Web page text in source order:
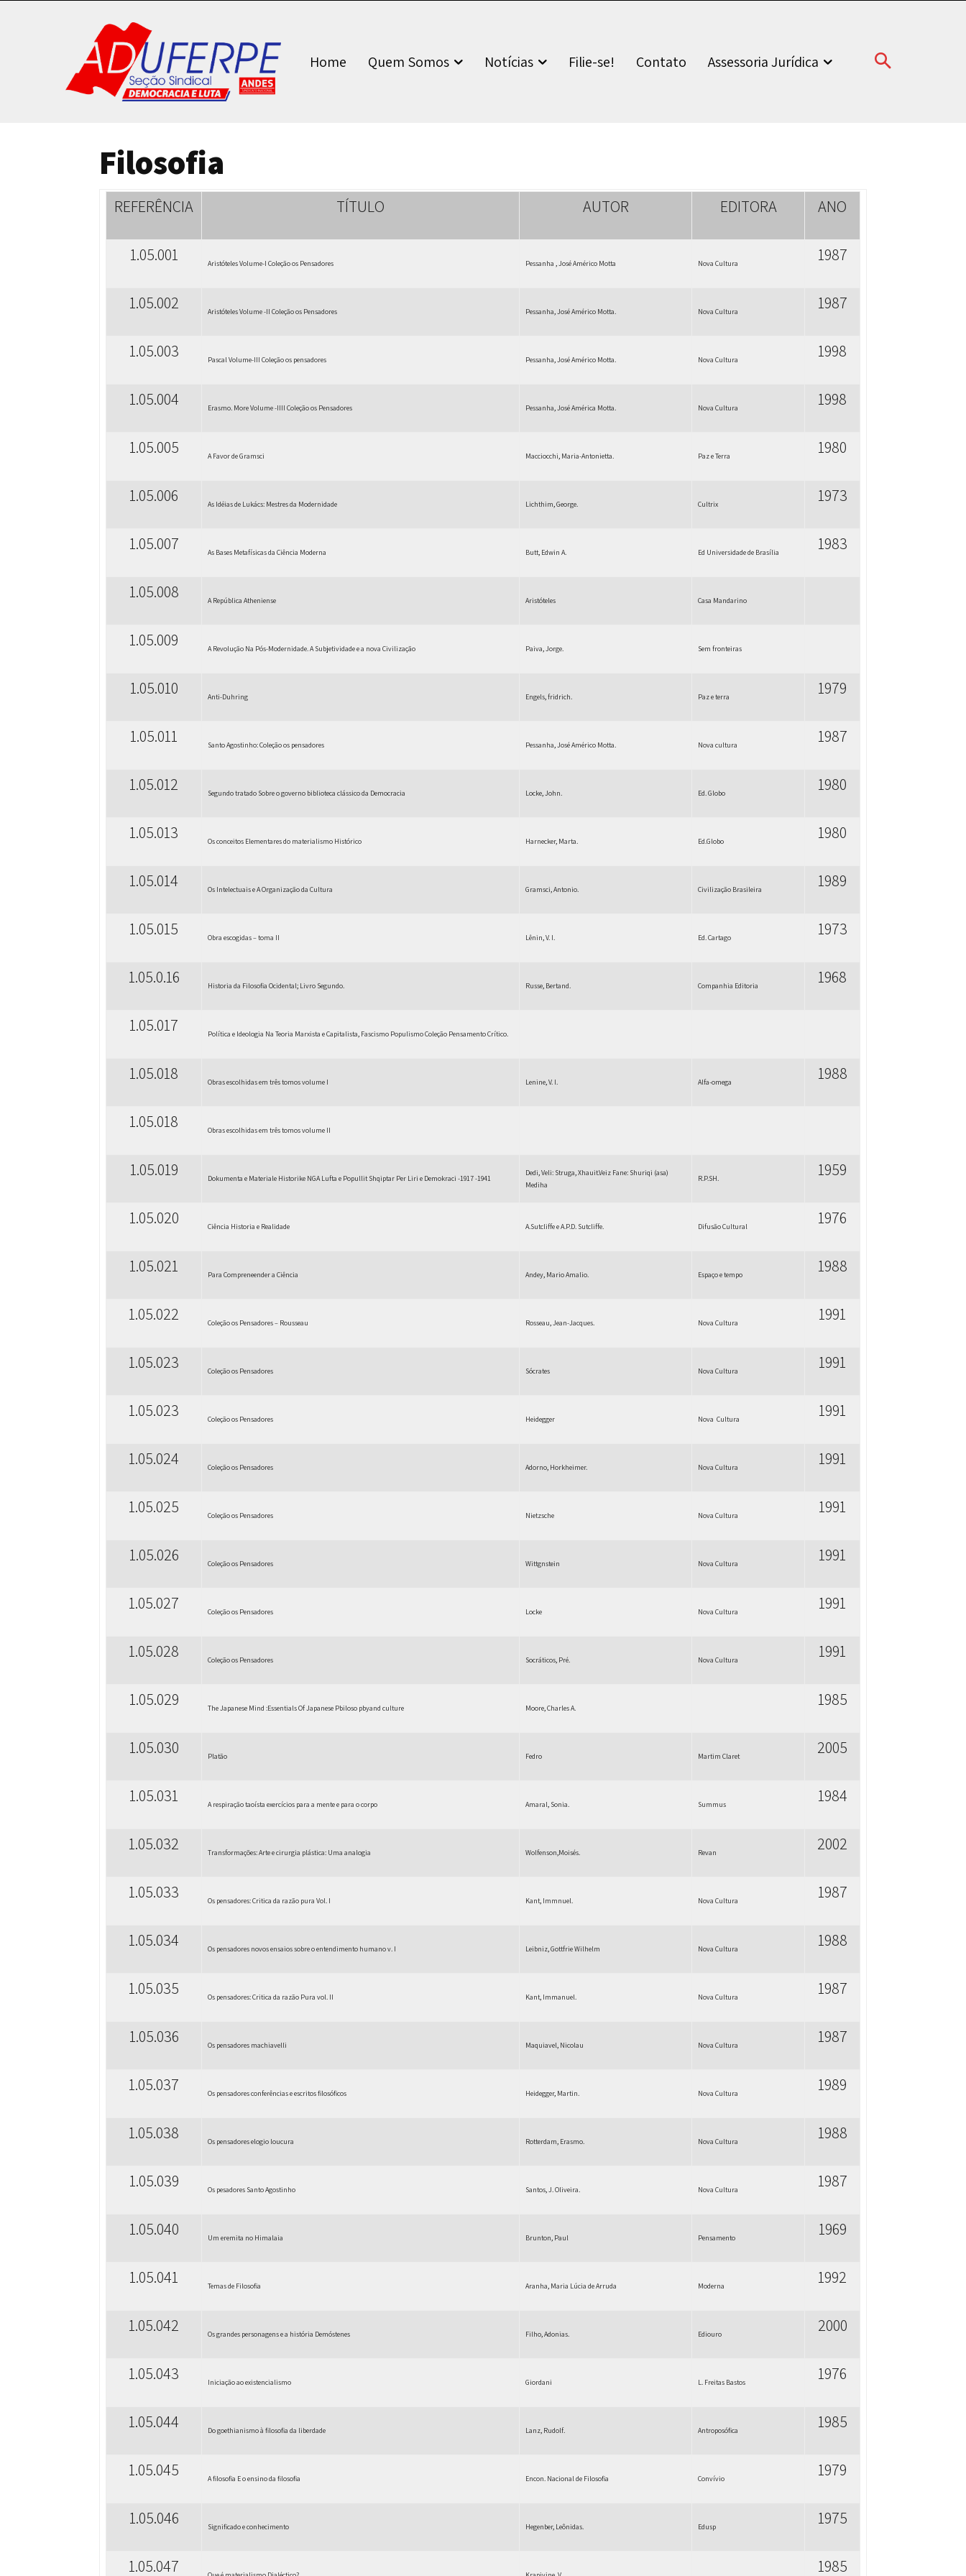
Home Quem Somos Notícias Filie-se! Contato Assessoria Jurídica
Filosofia
REFERÊNCIA TÍTULO AUTOR EDITORA ANO
1.05.001 Aristóteles Volume-I Coleção os Pensadores Pessanha , José Américo Motta Nova Cultura 1987
1.05.002 Aristóteles Volume -II Coleção os Pensadores Pessanha, José Américo Motta. Nova Cultura 1987
1.05.003 Pascal Volume-III Coleção os pensadores Pessanha, José Américo Motta. Nova Cultura 1998
1.05.004 Erasmo. More Volume -IIII Coleção os Pensadores Pessanha, José América Motta. Nova Cultura 1998
1.05.005 A Favor de Gramsci Macciocchi, Maria-Antonietta. Paz e Terra 1980
1.05.006 As Idéias de Lukács: Mestres da Modernidade Lichthim, George. Cultrix 1973
1.05.007 As Bases Metafísicas da Ciência Moderna Butt, Edwin A. Ed Universidade de Brasília 1983
1.05.008 A República Atheniense Aristóteles Casa Mandarino
1.05.009 A Revolução Na Pós-Modernidade. A Subjetividade e a nova Civilização Paiva, Jorge. Sem fronteiras
1.05.010 Anti-Duhring Engels, fridrich. Paz e terra 1979
1.05.011 Santo Agostinho: Coleção os pensadores Pessanha, José Américo Motta. Nova cultura 1987
1.05.012 Segundo tratado Sobre o governo biblioteca clássico da Democracia Locke, John. Ed. Globo 1980
1.05.013 Os conceitos Elementares do materialismo Histórico Harnecker, Marta. Ed.Globo 1980
1.05.014 Os Intelectuais e A Organização da Cultura Gramsci, Antonio. Civilização Brasileira 1989
1.05.015 Obra escogidas – toma II Lênin, V. I. Ed. Cartago 1973
1.05.0.16 Historia da Filosofia Ocidental; Livro Segundo. Russe, Bertand. Companhia Editoria 1968
1.05.017 Política e Ideologia Na Teoria Marxista e Capitalista, Fascismo Populismo Coleção Pensamento Crítico.
1.05.018 Obras escolhidas em três tomos volume I Lenine, V. I. Alfa-omega 1988
1.05.018 Obras escolhidas em três tomos volume II
1.05.019 Dokumenta e Materiale Historike NGA Lufta e Popullit Shqiptar Per Liri e Demokraci -1917 -1941
Dedi, Veli: Struga, Xhauit.Veiz Fane: Shuriqi (asa)
Mediha
R.P.SH. 1959
1.05.020 Ciência Historia e Realidade A.Sutcliffe e A.P.D. Sutcliffe. Difusão Cultural 1976
1.05.021 Para Compreneender a Ciência Andey, Mario Amalio. Espaço e tempo 1988
1.05.022 Coleção os Pensadores – Rousseau Rosseau, Jean-Jacques. Nova Cultura 1991
1.05.023 Coleção os Pensadores Sócrates Nova Cultura 1991
1.05.023 Coleção os Pensadores Heidegger Nova Cultura 1991
1.05.024 Coleção os Pensadores Adorno, Horkheimer. Nova Cultura 1991
1.05.025 Coleção os Pensadores Nietzsche Nova Cultura 1991
1.05.026 Coleção os Pensadores Wittgnstein Nova Cultura 1991
1.05.027 Coleção os Pensadores Locke Nova Cultura 1991
1.05.028 Coleção os Pensadores Socráticos, Pré. Nova Cultura 1991
1.05.029 The Japanese Mind :Essentials Of Japanese Pbiloso pbyand culture Moore, Charles A. 1985
1.05.030 Platão Fedro Martim Claret 2005
1.05.031 A respiração taoísta exercícios para a mente e para o corpo Amaral, Sonia. Summus 1984
1.05.032 Transformações: Arte e cirurgia plástica: Uma analogia Wolfenson,Moisés. Revan 2002
1.05.033 Os pensadores: Critica da razão pura Vol. I Kant, Immnuel. Nova Cultura 1987
1.05.034 Os pensadores novos ensaios sobre o entendimento humano v. I Leibniz, Gottfrie Wilhelm Nova Cultura 1988
1.05.035 Os pensadores: Critica da razão Pura vol. II Kant, Immanuel. Nova Cultura 1987
1.05.036 Os pensadores machiavelli Maquiavel, Nicolau Nova Cultura 1987
1.05.037 Os pensadores conferências e escritos filosóficos Heidegger, Martin. Nova Cultura 1989
1.05.038 Os pensadores elogio loucura Rotterdam, Erasmo. Nova Cultura 1988
1.05.039 Os pesadores Santo Agostinho Santos, J. Oliveira. Nova Cultura 1987
1.05.040 Um eremita no Himalaia Brunton, Paul Pensamento 1969
1.05.041 Temas de Filosofia Aranha, Maria Lúcia de Arruda Moderna 1992
1.05.042 Os grandes personagens e a história Demóstenes Filho, Adonias. Ediouro 2000
1.05.043 Iniciação ao existencialismo Giordani L. Freitas Bastos 1976
1.05.044 Do goethianismo à filosofia da liberdade Lanz, Rudolf. Antroposófica 1985
1.05.045 A filosofia E o ensino da filosofia Encon. Nacional de Filosofia Convívio 1979
1.05.046 Significado e conhecimento Hegenber, Leônidas. Edusp 1975
1.05.047 1985